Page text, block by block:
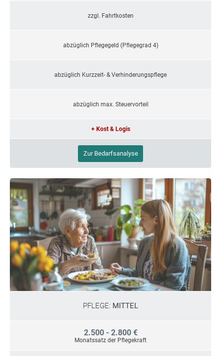
zzgl. Fahrtkosten
abzüglich Pflegegeld (Pflegegrad 4)
abzüglich Kurzzeit- & Verhinderungspflege
abzüglich max. Steuervorteil
+ Kost & Logis
Zur Bedarfsanalyse
PFLEGE: MITTEL
2.500 - 2.800 €
Monatssatz der Pflegekraft